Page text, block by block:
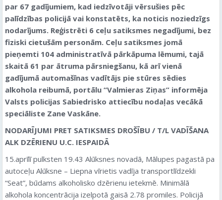
par 67 gadījumiem, kad iedzīvotāji vērsušies pēc
palīdzības policijā vai konstatēts, ka noticis noziedzīgs
nodarījums. Reģistrēti 6 ceļu satiksmes negadījumi, bez
fiziski cietušām personām. Ceļu satiksmes jomā
pieņemti 104 administratīvā pārkāpuma lēmumi, tajā
skaitā 61 par ātruma pārsniegšanu, kā arī vienā
gadījumā automašīnas vadītājs pie stūres sēdies
alkohola reibumā, portālu “Valmieras Ziņas” informēja
Valsts policijas Sabiedrisko attiecību nodaļas vecākā
speciāliste Zane Vaskāne.
NODARĪJUMI PRET SATIKSMES DROŠĪBU / T/L VADĪŠANA
ALK DZĒRIENU U.C. IESPAIDĀ
15.aprīlī pulksten 19.43 Alūksnes novadā, Mālupes pagastā pa
autoceļu Alūksne – Liepna vīrietis vadīja transportlīdzekli
“Seat”, būdams alkoholisko dzērienu ietekmē. Minimālā
alkohola koncentrācija izelpotā gaisā 2.78 promiles. Policijā